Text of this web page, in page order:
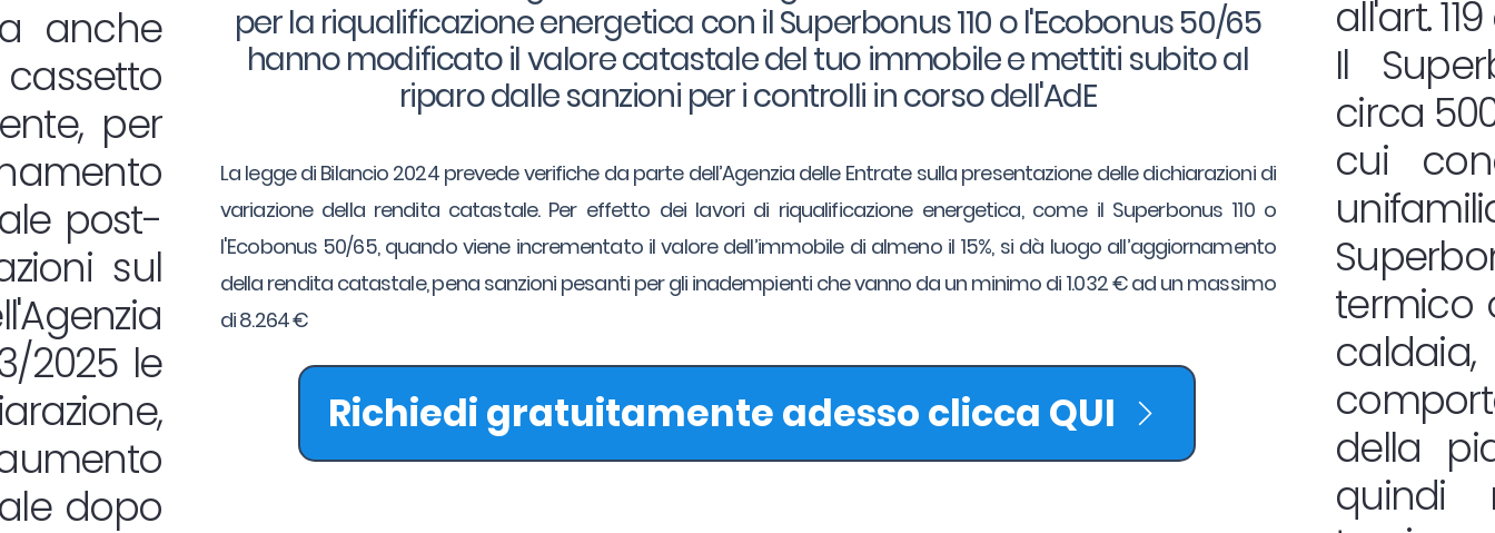
anche
per
post-
sul
2025 le
dopo
per la riqualificazione energetica con il Superbonus 110 o l'Ecobonus 50/65
hanno modificato il valore catastale del tuo immobile e mettiti subito al
riparo dalle sanzioni per i controlli in corso dell'AdE
La legge di Bilancio 2024 prevede verifiche da parte dell’Agenzia delle Entrate sulla presentazione delle dichiarazioni di
variazione della rendita catastale. Per effetto dei lavori di riqualificazione energetica, come il Superbonus 110 o
l'Ecobonus 50/65, quando viene incrementato il valore dell’immobile di almeno il 15%, si dà luogo all’aggiornamento
della rendita catastale, pena sanzioni pesanti per gli inadempienti che vanno da un minimo di 1.032 € ad un massimo
di 8.264 €
Richiedi gratuitamente adesso clicca QUI
all'art.
Il
circa
cui
termico
della
quindi